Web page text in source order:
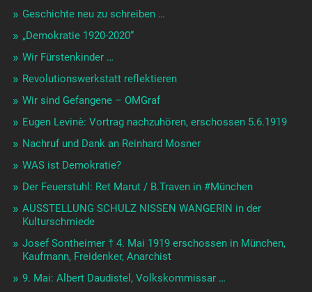
Geschichte neu zu schreiben …
„Demokratie 1920-2020“
Wir Fürstenkinder …
Revolutionswerkstatt reflektieren
Wir sind Gefangene – OMGraf
Eugen Levinè: Vortrag nachzuhören, erschossen 5.6.1919
Nachruf und Dank an Reinhard Mosner
WAS ist Demokratie?
Der Feuerstuhl: Ret Marut / B.Traven in #München
AUSSTELLUNG SCHULZ NISSEN WANGERIN in der
Kulturschmiede
Josef Sontheimer † 4. Mai 1919 erschossen in München,
Kaufmann, Freidenker, Anarchist
9. Mai: Albert Daudistel, Volkskommissar …